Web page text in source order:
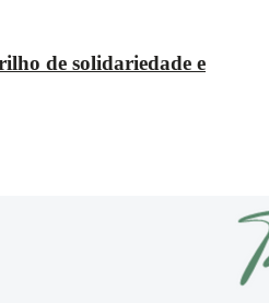
de solidariedade e